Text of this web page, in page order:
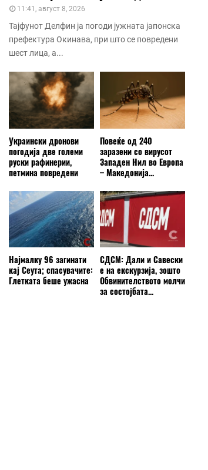
11:41, август 8, 2026
Тајфунот Делфин ја погоди јужната јапонска
префектура Окинава, при што се повредени
шест лица, а...
Украински дронови
погодија две големи
руски рафинерии,
петмина повредени
Повеќе од 240
заразени со вирусот
Западен Нил во Европа
– Македонија...
Најмалку 96 загинати
кај Сеута; спасувачите:
Глетката беше ужасна
СДСМ: Дали и Савески
е на екскурзија, зошто
Обвинителството молчи
за состојбата...